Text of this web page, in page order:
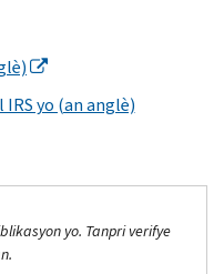
IRS yo (an anglè)
yo. Tanpri verifye